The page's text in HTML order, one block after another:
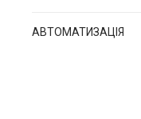
АВТОМАТИЗАЦІЯ